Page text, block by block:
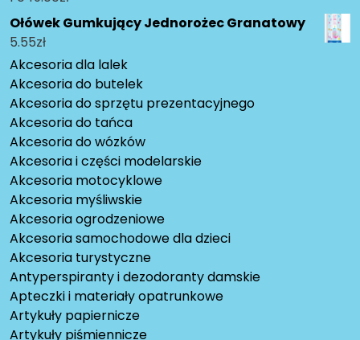
Ołówek Gumkujący Jednorożec Granatowy
5.55zł
Akcesoria dla lalek
Akcesoria do butelek
Akcesoria do sprzętu prezentacyjnego
Akcesoria do tańca
Akcesoria do wózków
Akcesoria i części modelarskie
Akcesoria motocyklowe
Akcesoria myśliwskie
Akcesoria ogrodzeniowe
Akcesoria samochodowe dla dzieci
Akcesoria turystyczne
Antyperspiranty i dezodoranty damskie
Apteczki i materiały opatrunkowe
Artykuły papiernicze
Artykuły piśmiennicze